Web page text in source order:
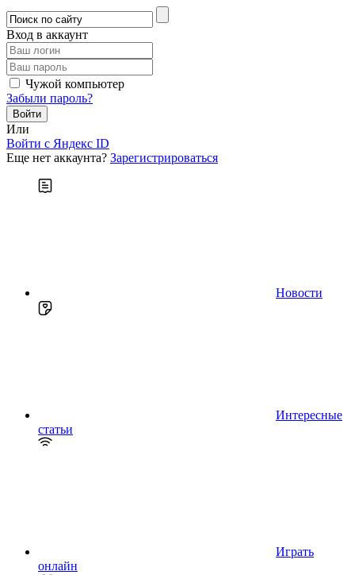
Вход в аккаунт
Чужой компьютер
Забыли пароль?
Или
Войти c Яндекс ID
Еще нет аккаунта? Зарегистрироваться
Новости
Интересные
статьи
Играть
онлайн